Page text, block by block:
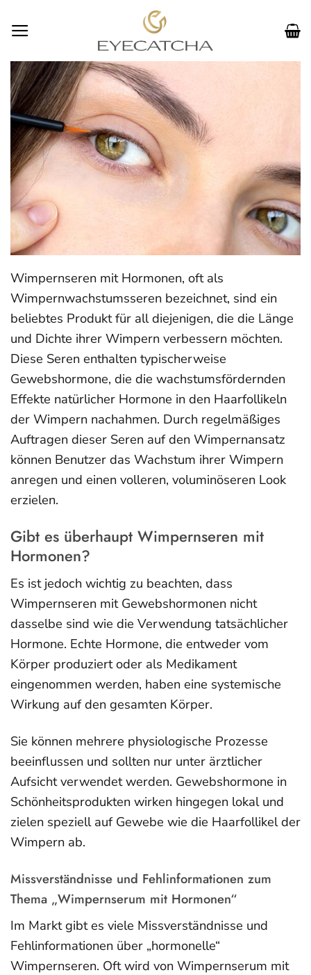
Inhalt
Wimpernseren mit Hormonen, oft als
Wimpernwachstumsseren bezeichnet, sind ein
beliebtes Produkt für all diejenigen, die die Länge
und Dichte ihrer Wimpern verbessern möchten.
Diese Seren enthalten typischerweise
Gewebshormone, die die wachstumsfördernden
Effekte natürlicher Hormone in den Haarfollikeln
der Wimpern nachahmen. Durch regelmäßiges
Auftragen dieser Seren auf den Wimpernansatz
können Benutzer das Wachstum ihrer Wimpern
anregen und einen volleren, voluminöseren Look
erzielen.
Gibt es überhaupt Wimpernseren mit
Hormonen?
Es ist jedoch wichtig zu beachten, dass
Wimpernseren mit Gewebshormonen nicht
dasselbe sind wie die Verwendung tatsächlicher
Hormone. Echte Hormone, die entweder vom
Körper produziert oder als Medikament
eingenommen werden, haben eine systemische
Wirkung auf den gesamten Körper.
Sie können mehrere physiologische Prozesse
beeinflussen und sollten nur unter ärztlicher
Aufsicht verwendet werden. Gewebshormone in
Schönheitsprodukten wirken hingegen lokal und
zielen speziell auf Gewebe wie die Haarfollikel der
Wimpern ab.
Missverständnisse und Fehlinformationen zum
Thema „Wimpernserum mit Hormonen“
Im Markt gibt es viele Missverständnisse und
Fehlinformationen über „hormonelle“
Wimpernseren. Oft wird von Wimpernserum mit